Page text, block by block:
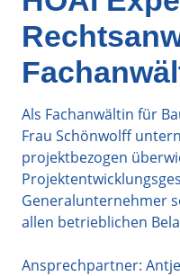
Als Fachanwältin für
Frau Schönwolff
projektbezogen
Generalunternehmer
allen betrieblichen
Ansprechpartner: